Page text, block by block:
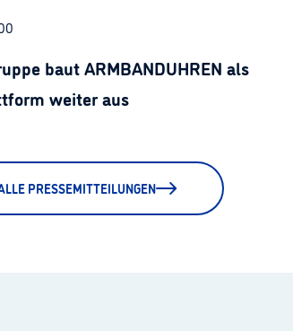
baut ARMBANDUHREN als
weiter aus
PRESSEMITTEILUNGEN